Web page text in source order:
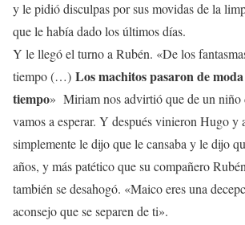
y le pidió disculpas por sus movidas de la
que le había dado los últimos días.
Y le llegó el turno a Rubén. «De los
tiempo (…) Los machitos pasaron de
tiempo» Miriam nos advirtió que de un niño
vamos a esperar. Y después vinieron Hugo
simplemente le dijo que le cansaba y le dijo
años, y más patético que su compañero
también se desahogó. «Maico eres una
aconsejo que se separen de ti».